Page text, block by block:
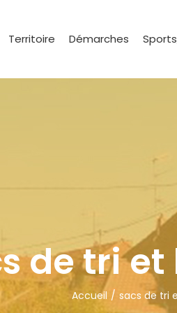
Territoire Démarches
de tri
Accueil sacs de tri